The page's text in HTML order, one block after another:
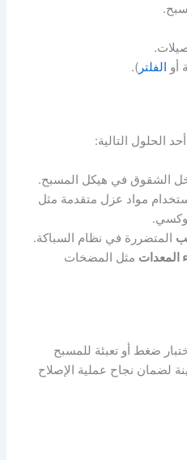
أو الفلتر).
الحلول التالية:
الشقوق في هيكل المسبح.
مواد عزل متقدمة مثل
المتضررة في نظام السباكة.
المعدات مثل المضخات
ضغط أو تعبئة للمسبح
لضمان نجاح عملية الإصلاح